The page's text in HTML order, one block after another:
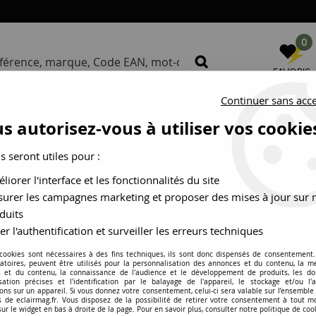
0
FAVORIS
Commande rapide
livre partout en France Métropolitaine via
Continuer sans
autorisez-vous à utiliser vos
seront utiles pour :
l'interface et les fonctionnalités du site
les campagnes marketing et proposer des mises à jour sur
l'authentification et surveiller les erreurs techniques
sont nécessaires à des fins techniques, ils sont donc dispensés de
peuvent être utilisés pour la personnalisation des annonces et du contenu, la
et du contenu, la connaissance de l'audience et le développement de produits, les
précises et l'identification par le balayage de l'appareil, le stockage et/ou
sur un appareil. Si vous donnez votre consentement, celui-ci sera valable sur l’ensemble
de eclairmag.fr. Vous disposez de la possibilité de retirer votre consentement à tout
le widget en bas à droite de la page. Pour en savoir plus, consulter notre politique de